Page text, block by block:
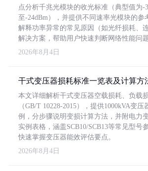
点分析千兆光模块的收光标准（典型值为-
至-24dBm），并提供不同速率光模块的参
解释功率异常的常见原因（如光纤损耗、
解决方案，帮助用户快速判断网络性能问题
2026年8月4日
干式变压器损耗标准一览表及计算方
本文详细解析干式变压器空载损耗、负载
（GB/T 10228-2015），提供1000kVA变压
例，分步骤说明变损计算方法，并附电力
实例表格，涵盖SCB10/SCB13等常见型号
快速掌握变压器能效评估要点。
2026年8月4日